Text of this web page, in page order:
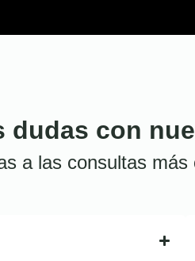
dudas con
a las consultas